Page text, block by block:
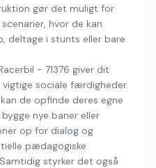
gør det muligt for
hvor de kan
deltage i stunts eller bare
- 71376 giver dit
sociale færdigheder.
de opfinde deres egne
nye baner eller
op for dialog og
pædagogiske
styrker det også